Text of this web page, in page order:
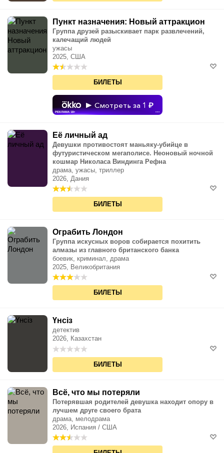
Пункт назначения: Новый аттракцион
Группа друзей разыскивает парк развлечений,
калечащий людей
ужасы
2025, США
БИЛЕТЫ
РЕКЛАМА 18+ •••
Смотреть за 1
Её личный ад
Девушки противостоят маньяку-убийце в
футуристическом мегаполисе. Неоновый ночной
кошмар Николаса Виндинга Рефна
драма, ужасы, триллер
2026, Дания
БИЛЕТЫ
Ограбить Лондон
Группа искусных воров собирается похитить
алмазы из главного британского банка
боевик, криминал, драма
2025, Великобритания
БИЛЕТЫ
Үнсіз
детектив
2026, Казахстан
БИЛЕТЫ
Всё, что мы потеряли
Потерявшая родителей девушка находит опору в
лучшем друге своего брата
драма, мелодрама
2026, Испания / США